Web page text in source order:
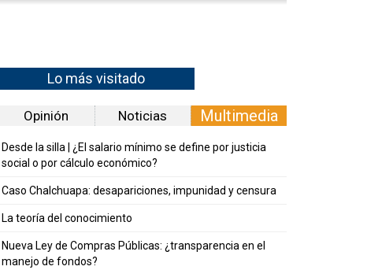
Lo más visitado
Opinión Noticias Multimedia
Desde la silla | ¿El salario mínimo se define por justicia
social o por cálculo económico?
Caso Chalchuapa: desapariciones, impunidad y censura
La teoría del conocimiento
Nueva Ley de Compras Públicas: ¿transparencia en el
manejo de fondos?